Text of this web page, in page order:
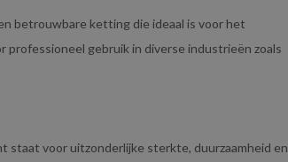
betrouwbare ketting die ideaal is voor het
gebruik in diverse industrieën zoals
staat voor uitzonderlijke sterkte, duurzaamheid en